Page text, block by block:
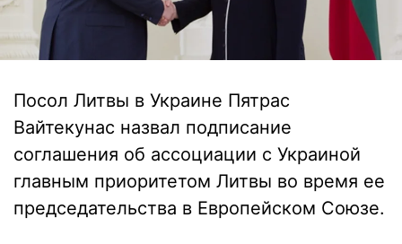
Посол Литвы в Украине Пятрас
Вайтекунас назвал подписание
соглашения об ассоциации с Украиной
главным приоритетом Литвы во время ее
председательства в Европейском Союзе.